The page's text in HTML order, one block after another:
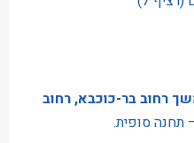
רחוב בר-כוכבא, רחוב
תחנה סופית.